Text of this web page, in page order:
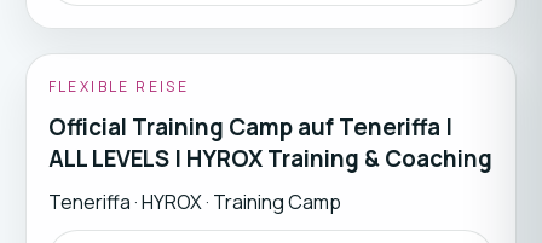
FLEXIBLE REISE
Official Training Camp auf Teneriffa |
ALL LEVELS | HYROX Training & Coaching
Teneriffa·HYROX · Training Camp